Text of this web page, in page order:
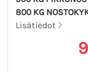
800 KG
Lisätiedot